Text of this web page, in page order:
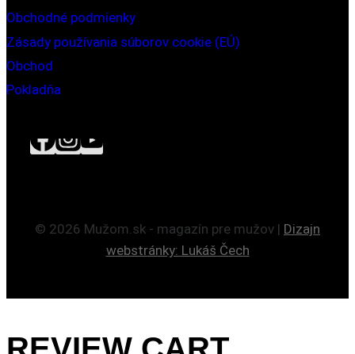
Obchodné podmienky
Zásady používania súborov cookie (EÚ)
Obchod
Pokladňa
© 2026 Mužom.sk - magazín pre mužov | Dizajn
webstránky: Lukáš Čech